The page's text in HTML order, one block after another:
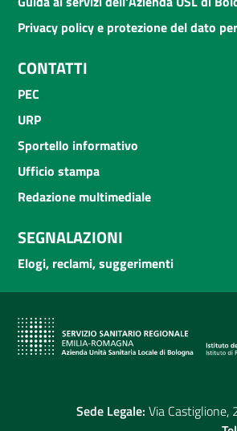
Privacy policy e protezione del dato
CONTATTI
PEC
URP
Sportello informativo
Ufficio stampa
Redazione multimediale
SEGNALAZIONI
Elogi, reclami, suggerimenti
Sede Legale: Via